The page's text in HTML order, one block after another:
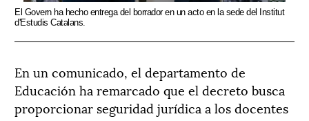
El Govern ha hecho entrega del borrador en un acto en la sede del Institut
d'Estudis Catalans.
En un comunicado, el departamento de
Educación ha remarcado que el decreto busca
proporcionar seguridad jurídica a los docentes